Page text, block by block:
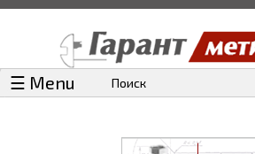
☰ Menu Поиск